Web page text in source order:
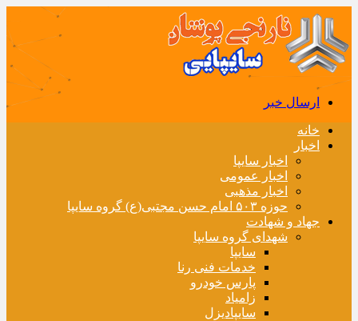
ارسال خبر
خانه
اخبار
اخبار سایپا
اخبار عمومی
اخبار مذهبی
حوزه ۵۰۳ امام حسن مجتبی(ع) گروه سایپا
جهاد و شهادت
شهدای گروه سایپا
سایپا
خدمات فنی رنا
پارس خودرو
زامیاد
سایپادیزل